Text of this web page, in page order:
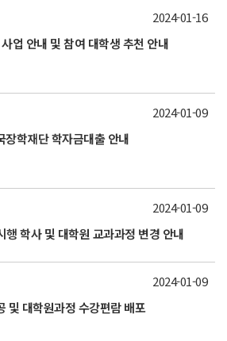
업 안내 및 참여 대학생 추천 안내
2024-01-16
학재단 학자금대출 안내
2024-01-09
학사 및 대학원 교과과정 변경 안내
2024-01-09
및 대학원과정 수강편람 배포
2024-01-09